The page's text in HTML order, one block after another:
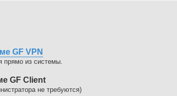
GF VPN
прямо из системы.
GF Client
не требуются)